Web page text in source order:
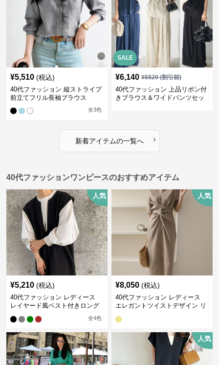
¥5,510 (税込)
40代ファッション 縦ストライプ
前立てフリル長袖ブラウス
全3色
SALE
¥6,140 ¥6820(割引前)
40代ファッション 上品リボン付
きブラウス＆ワイドパンツセッ
新着アイテムの一覧へ ›
40代ファッションワンピースのおすすめアイテム
人気
¥5,210 (税込)
40代ファッション レディース
レイヤード風ベスト付きロング
全4色
人気
¥8,050 (税込)
40代ファッション レディース
エレガントツイストデザイン リ
人気